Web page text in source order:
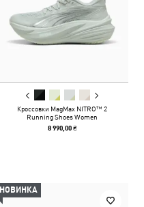
Кроссовки MagMax NITRO™ 2
Running Shoes Women
8 990,00 ₴
НОВИНКА